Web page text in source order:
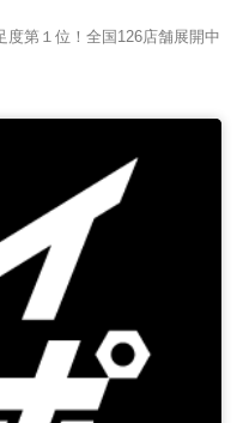
度第１位！全国126店舗展開中